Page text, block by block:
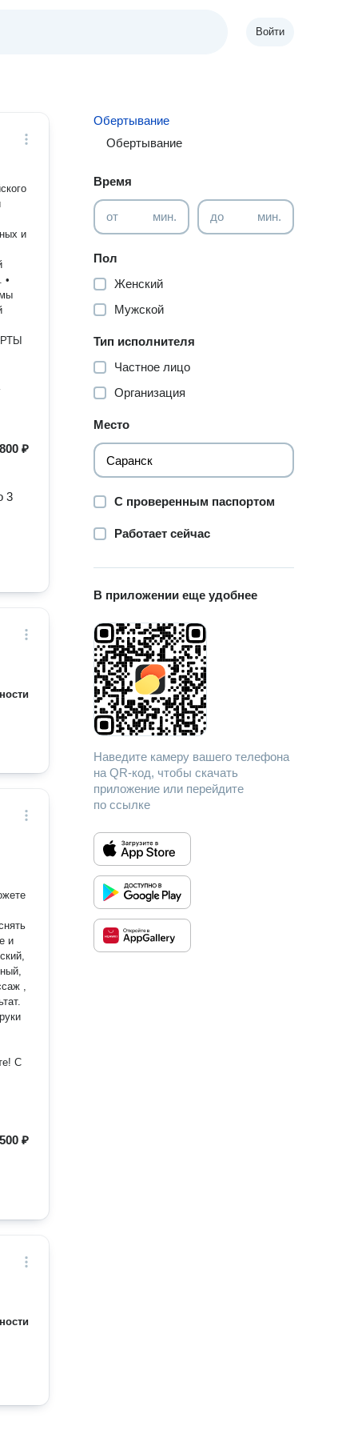
Войти
и
•
800 ₽
3
и
,
С
₽
Обертывание
Обертывание
Время
от мин. до мин.
Пол
Женский
Мужской
Тип исполнителя
Частное лицо
Организация
Место
С проверенным паспортом
Работает сейчас
В приложении еще удобнее
Наведите камеру вашего телефона
на QR-код, чтобы скачать
приложение или перейдите
по ссылке